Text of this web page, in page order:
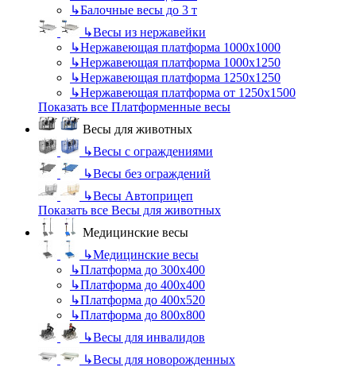
↳Балочные весы до 3 т
↳Весы из нержавейки
↳Нержавеющая платформа 1000х1000
↳Нержавеющая платформа 1000х1250
↳Нержавеющая платформа 1250х1250
↳Нержавеющая платформа от 1250х1500
Показать все Платформенные весы
Весы для животных
↳Весы с ограждениями
↳Весы без ограждений
↳Весы Автоприцеп
Показать все Весы для животных
Медицинские весы
↳Медицинские весы
↳Платформа до 300х400
↳Платформа до 400х400
↳Платформа до 400х520
↳Платформа до 800х800
↳Весы для инвалидов
↳Весы для новорожденных